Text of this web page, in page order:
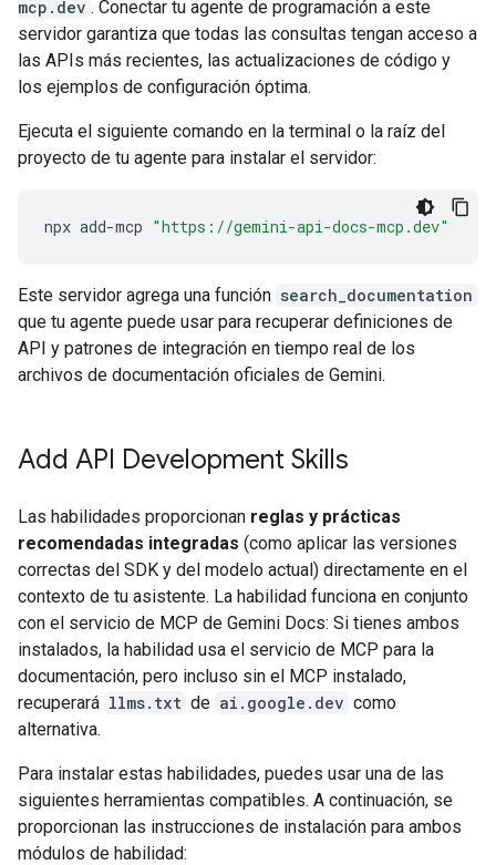
mcp.dev . Conectar tu agente de programación a este
servidor garantiza que todas las consultas tengan acceso a
las APIs más recientes, las actualizaciones de código y
los ejemplos de configuración óptima.
Ejecuta el siguiente comando en la terminal o la raíz del
proyecto de tu agente para instalar el servidor:
npx add-mcp "https://gemini-api-docs-mcp.dev"
Este servidor agrega una función search_documentation
que tu agente puede usar para recuperar definiciones de
API y patrones de integración en tiempo real de los
archivos de documentación oficiales de Gemini.
Add API Development Skills
Las habilidades proporcionan reglas y prácticas
recomendadas integradas (como aplicar las versiones
correctas del SDK y del modelo actual) directamente en el
contexto de tu asistente. La habilidad funciona en conjunto
con el servicio de MCP de Gemini Docs: Si tienes ambos
instalados, la habilidad usa el servicio de MCP para la
documentación, pero incluso sin el MCP instalado,
recuperará llms.txt de ai.google.dev como
alternativa.
Para instalar estas habilidades, puedes usar una de las
siguientes herramientas compatibles. A continuación, se
proporcionan las instrucciones de instalación para ambos
módulos de habilidad: